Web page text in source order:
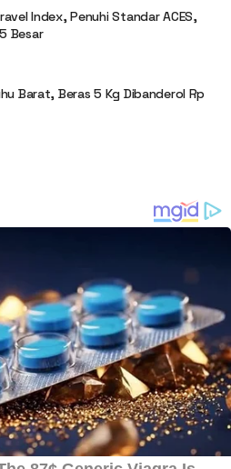
Index, Penuhi Standar ACES,
Besar
Barat, Beras 5 Kg Dibanderol Rp